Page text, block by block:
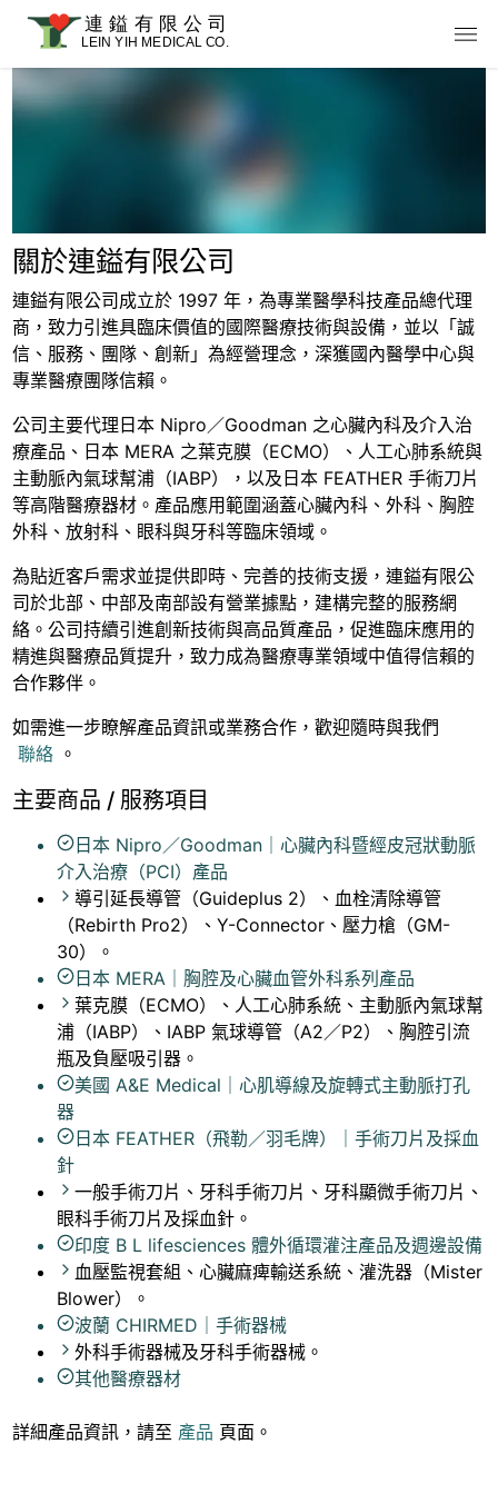
關於連鎰有限公司
連鎰有限公司成立於 1997 年，為專業醫學科技產品總代理
商，致力引進具臨床價值的國際醫療技術與設備，並以「誠
信、服務、團隊、創新」為經營理念，深獲國內醫學中心與
專業醫療團隊信賴。
公司主要代理日本 Nipro／Goodman 之心臟內科及介入治
療產品、日本 MERA 之葉克膜（ECMO）、人工心肺系統與
主動脈內氣球幫浦（IABP），以及日本 FEATHER 手術刀片
等高階醫療器材。產品應用範圍涵蓋心臟內科、外科、胸腔
外科、放射科、眼科與牙科等臨床領域。
為貼近客戶需求並提供即時、完善的技術支援，連鎰有限公
司於北部、中部及南部設有營業據點，建構完整的服務網
絡。公司持續引進創新技術與高品質產品，促進臨床應用的
精進與醫療品質提升，致力成為醫療專業領域中值得信賴的
合作夥伴。
如需進一步瞭解產品資訊或業務合作，歡迎隨時與我們​
聯絡​ 。
主要商品 / 服務項目
日本 Nipro／Goodman｜心臟內科暨經皮冠狀動脈
介入治療（PCI）產品
導引延長導管（Guideplus 2）、血栓清除導管
（Rebirth Pro2）、Y-Connector、壓力槍（GM-
30）。
日本 MERA｜胸腔及心臟血管外科系列產品
葉克膜（ECMO）、人工心肺系統、主動脈內氣球幫
浦（IABP）、IABP 氣球導管（A2／P2）、胸腔引流
瓶及負壓吸引器。
美國 A&E Medical｜心肌導線及旋轉式主動脈打孔
器
日本 FEATHER（飛勒／羽毛牌）｜手術刀片及採血
針
一般手術刀片、牙科手術刀片、牙科顯微手術刀片、
眼科手術刀片及採血針。
印度 B L lifesciences 體外循環灌注產品及週邊設備
血壓監視套組、心臟麻痺輸送系統、灌洗器（Mister
Blower）。
波蘭 CHIRMED｜手術器械
外科手術器械及牙科手術器械。
其他醫療器材
詳細產品資訊，請至 產品 頁面。